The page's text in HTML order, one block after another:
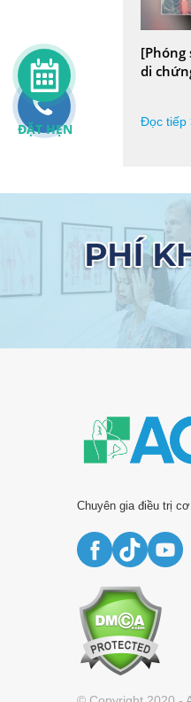
[Phóng
di
Đọc tiếp
Chuyên gia điều trị
ĐẶT HẸN